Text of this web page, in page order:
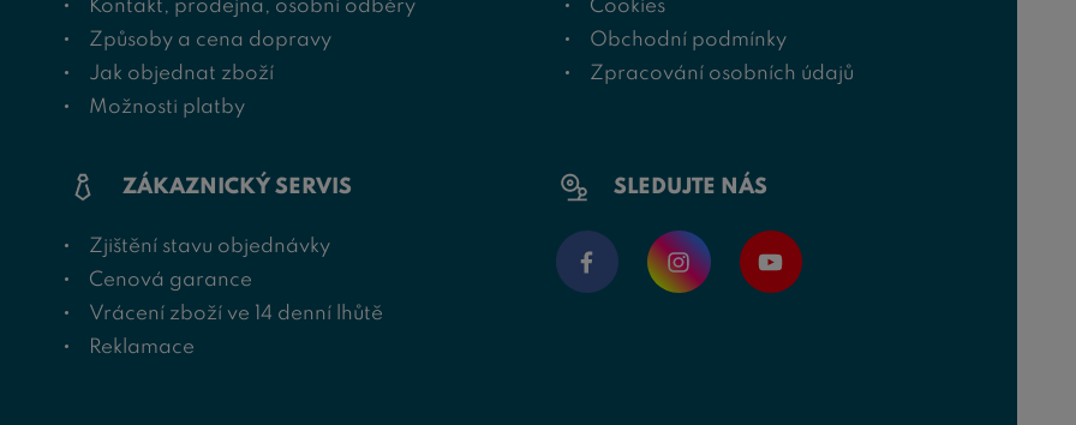
Kontakt, prodejna, osobní odběry
Způsoby a cena dopravy
Jak objednat zboží
Možnosti platby
Cookies
Obchodní podmínky
Zpracování osobních údajů
ZÁKAZNICKÝ SERVIS
Zjištění stavu objednávky
Cenová garance
Vrácení zboží ve 14 denní lhůtě
Reklamace
SLEDUJTE NÁS